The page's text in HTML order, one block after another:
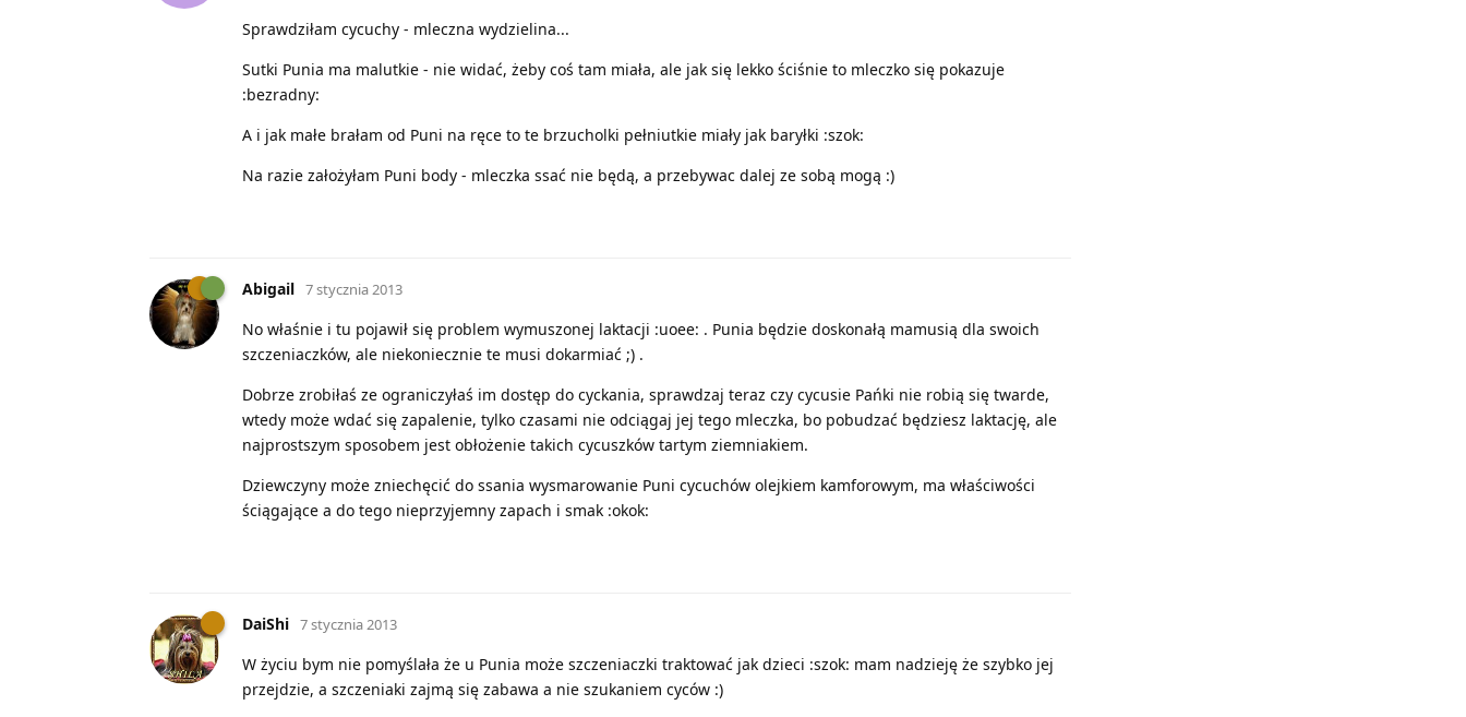
Sprawdziłam cycuchy - mleczna wydzielina...
Sutki Punia ma malutkie - nie widać, żeby coś tam miała, ale jak się lekko ściśnie to mleczko się pokazuje
:bezradny:
A i jak małe brałam od Puni na ręce to te brzucholki pełniutkie miały jak baryłki :szok:
Na razie założyłam Puni body - mleczka ssać nie będą, a przebywac dalej ze sobą mogą :)
Abigail 7 stycznia 2013
No właśnie i tu pojawił się problem wymuszonej laktacji :uoee: . Punia będzie doskonałą mamusią dla swoich
szczeniaczków, ale niekoniecznie te musi dokarmiać ;) .
Dobrze zrobiłaś ze ograniczyłaś im dostęp do cyckania, sprawdzaj teraz czy cycusie Pańki nie robią się twarde,
wtedy może wdać się zapalenie, tylko czasami nie odciągaj jej tego mleczka, bo pobudzać będziesz laktację, ale
najprostszym sposobem jest obłożenie takich cycuszków tartym ziemniakiem.
Dziewczyny może zniechęcić do ssania wysmarowanie Puni cycuchów olejkiem kamforowym, ma właściwości
ściągające a do tego nieprzyjemny zapach i smak :okok:
DaiShi 7 stycznia 2013
W życiu bym nie pomyślała że u Punia może szczeniaczki traktować jak dzieci :szok: mam nadzieję że szybko jej
przejdzie, a szczeniaki zajmą się zabawa a nie szukaniem cyców :)